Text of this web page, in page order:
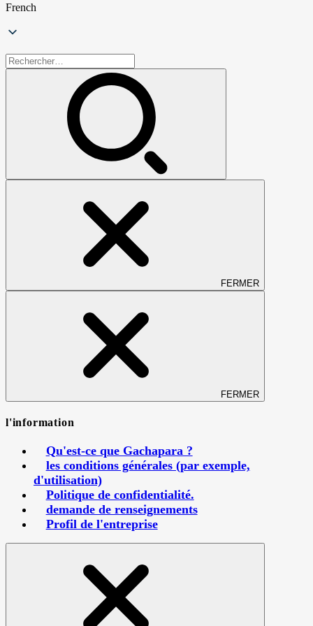
French
Rechercher :
FERMER
FERMER
l'information
Qu'est-ce que Gachapara ?
les conditions générales (par exemple,
d'utilisation)
Politique de confidentialité.
demande de renseignements
Profil de l'entreprise